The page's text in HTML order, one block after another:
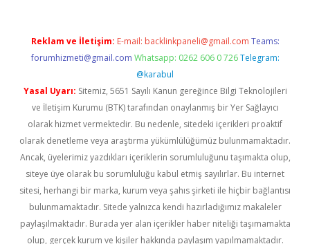
Reklam ve İletişim: E-mail: backlinkpaneli@gmail.com Teams:
forumhizmeti@gmail.com Whatsapp: 0262 606 0 726 Telegram:
@karabul
Yasal Uyarı: Sitemiz, 5651 Sayılı Kanun gereğince Bilgi Teknolojileri
ve İletişim Kurumu (BTK) tarafından onaylanmış bir Yer Sağlayıcı
olarak hizmet vermektedir. Bu nedenle, sitedeki içerikleri proaktif
olarak denetleme veya araştırma yükümlülüğümüz bulunmamaktadır.
Ancak, üyelerimiz yazdıkları içeriklerin sorumluluğunu taşımakta olup,
siteye üye olarak bu sorumluluğu kabul etmiş sayılırlar. Bu internet
sitesi, herhangi bir marka, kurum veya şahıs şirketi ile hiçbir bağlantısı
bulunmamaktadır. Sitede yalnızca kendi hazırladığımız makaleler
paylaşılmaktadır. Burada yer alan içerikler haber niteliği taşımamakta
olup, gerçek kurum ve kişiler hakkında paylaşım yapılmamaktadır.